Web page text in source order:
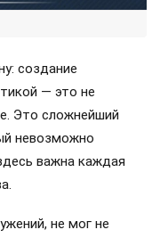
создание
— это не
Это сложнейший
невозможно
важна каждая
не мог не